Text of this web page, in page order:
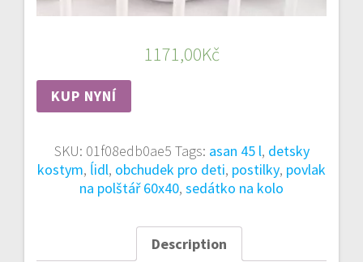
1171,00Kč
KUP NYNÍ
SKU: 01f08edb0ae5 Tags: asan 45 l, detsky
kostym, ĺidl, obchudek pro deti, postilky, povlak
na polštář 60x40, sedátko na kolo
Description